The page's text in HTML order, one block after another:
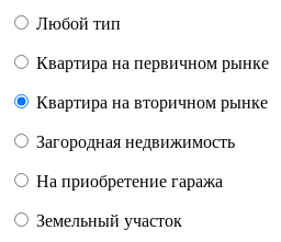
Любой тип
Квартира на первичном рынке
Квартира на вторичном рынке
Загородная недвижимость
На приобретение гаража
Земельный участок